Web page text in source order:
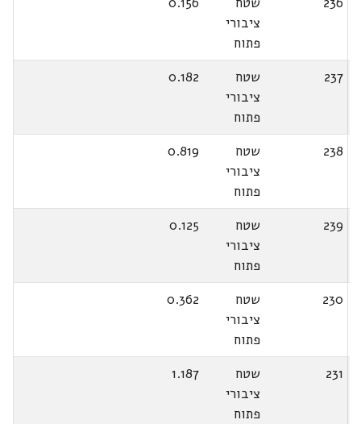
ציבורי
פתוח
237
שטח
ציבורי
פתוח
0.182
238
שטח
ציבורי
פתוח
0.819
239
שטח
ציבורי
פתוח
0.125
230
שטח
ציבורי
פתוח
0.362
231
שטח
ציבורי
פתוח
1.187